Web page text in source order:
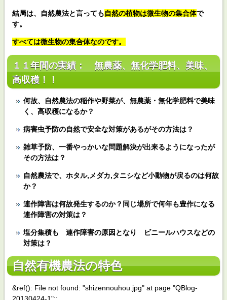
結局は、自然農法と言っても自然の植物は微生物の集合体で
す。
すべては微生物の集合体なのです。
１１年間の実績： 無農薬、無化学肥料、美味、
高収穫！！
何故、自然農法の稲作や野菜が、無農薬・無化学肥料で美味
く、高収穫になるか？
病害虫予防の自然で安全な対策があるがその方法は？
雑草予防、一番やっかいな問題解決が出来るようになったが
その方法は？
自然農法で、ホタル,メダカ,タニシなど小動物が戻るのは何故
か？
連作障害は何故発生するのか？同じ場所で何年も豊作になる
連作障害の対策は？
塩分集積も 連作障害の原因となり ビニールハウスなどの
対策は？
自然有機農法の特色
&ref(): File not found: "shizennouhou.jpg" at page "QBlog-